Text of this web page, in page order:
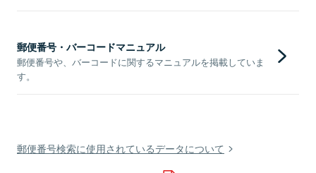
郵便番号・バーコードマニュアル
郵便番号や、バーコードに関するマニュアルを掲載していま
す。
郵便番号検索に使用されているデータについて